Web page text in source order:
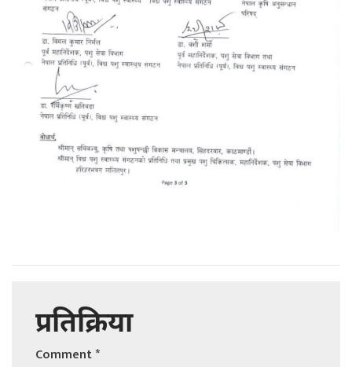
प्रतिक्रिया
Comment*